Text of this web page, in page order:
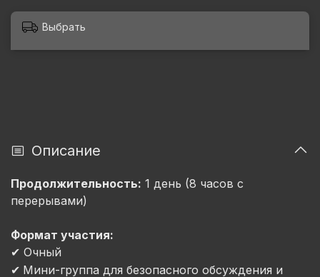
Выбрать
Описание
Продолжительность: 1 день (8 часов с
перерывами)
Формат участия:
✔ Очный
✔ Мини-группа для безопасного обсуждения и